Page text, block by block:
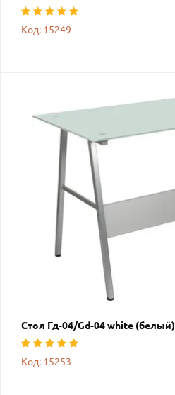
Код: 15249
Стол Гд-04/Gd-04 white (белый)
Код: 15253